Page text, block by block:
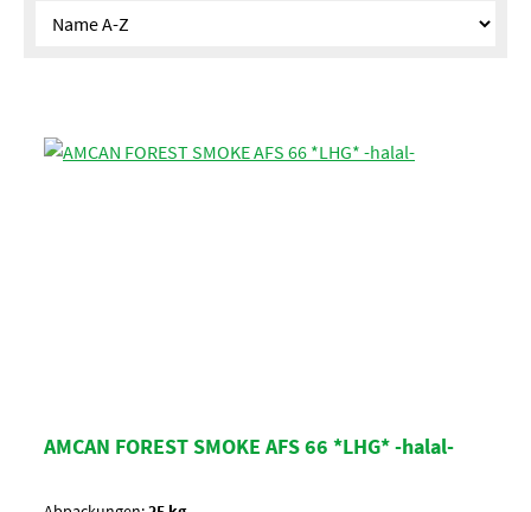
AMCAN FOREST SMOKE AFS 66 *LHG* -halal-